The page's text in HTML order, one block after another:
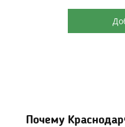
Почему